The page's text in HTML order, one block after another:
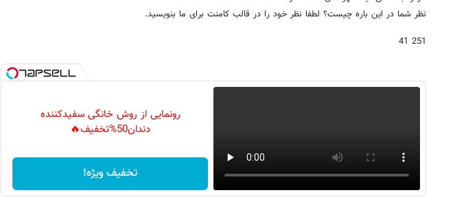
نظر شما در این باره چیست؟ لطفا نظر خود را در قالب کامنت برای ما بنویسید.
251 41
رونمایی از روش خانگی سفیدکننده
دندان50%تخفیف🔥
تخفیف ویژه!